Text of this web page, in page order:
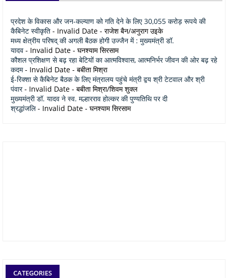
प्रदेश के विकास और जन-कल्याण को गति देने के लिए 30,055 करोड़ रूपये की
कैबिनेट स्वीकृति - Invalid Date - राजेश बैन/अनुराग उइके
मध्य क्षेत्रीय परिषद् की अगली बैठक होगी उज्जैन में : मुख्यमंत्री डॉ.
यादव - Invalid Date - घनश्याम सिरसाम
कौशल प्रशिक्षण से बढ़ रहा बेटियों का आत्मविश्वास, आत्मनिर्भर जीवन की ओर बढ़ रहे
कदम- Invalid Date - बबीता मिश्रा
ई-रिक्शा से कैबिनेट बैठक के लिए मंत्रालय पहुंचे मंत्री द्वय श्री टेटवाल और श्री
पंवार- Invalid Date - बबीता मिश्रा/शिवम शुक्ल
मुख्यमंत्री डॉ. यादव ने स्व. मल्हारराव होल्कर की पुण्यतिथि पर दी
श्रद्धांजलि- Invalid Date - घनश्याम सिरसाम
CATEGORIES